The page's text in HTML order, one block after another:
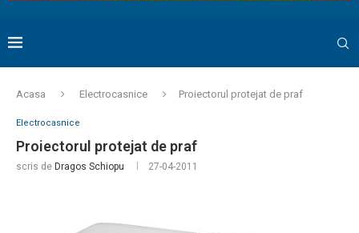
Acasa Electrocasnice Proiectorul protejat de praf
Electrocasnice
Proiectorul protejat de praf
scris de Dragos Schiopu 27-04-2011